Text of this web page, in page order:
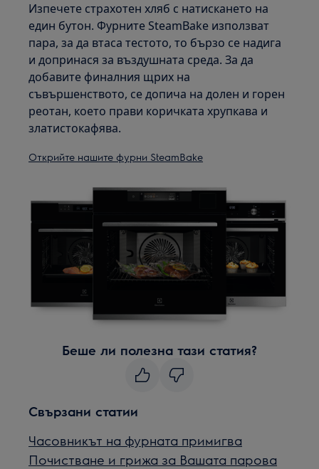
Изпечете страхотен хляб с натискането на
един бутон. Фурните SteamBake използват
пара, за да втаса тестото, то бързо се надига
и допринася за въздушната среда. За да
добавите финалния щрих на
съвършенството, се допича на долен и горен
реотан, което прави коричката хрупкава и
златистокафява.
Открийте нашите фурни SteamBake
Беше ли полезна тази статия?
Свързани статии
Часовникът на фурната примигва
Почистване и грижа за Вашата парова